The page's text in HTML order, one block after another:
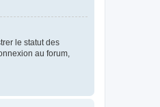
le statut des
au forum,